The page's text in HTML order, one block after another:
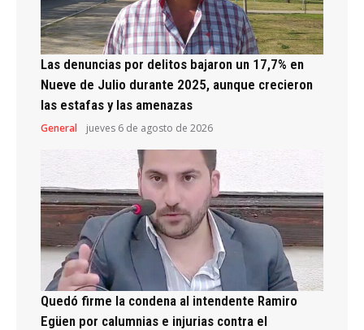
Las denuncias por delitos bajaron un 17,7% en
Nueve de Julio durante 2025, aunque crecieron
las estafas y las amenazas
General jueves 6 de agosto de 2026
Quedó firme la condena al intendente Ramiro
Egüen por calumnias e injurias contra el